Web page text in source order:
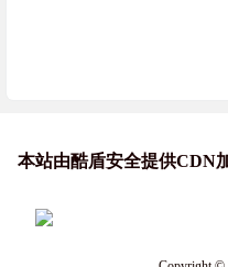
本站由酷盾安全提供CDN